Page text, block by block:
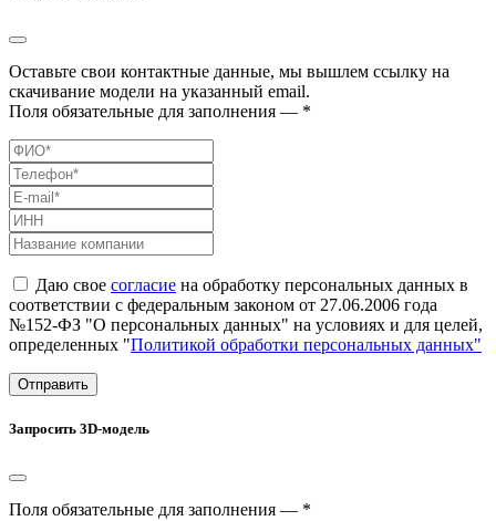
Оставьте свои контактные данные, мы вышлем ссылку на
скачивание модели на указанный email.
Поля обязательные для заполнения — *
Даю свое согласие на обработку персональных данных в
соответствии с федеральным законом от 27.06.2006 года
№152-ФЗ "О персональных данных" на условиях и для целей,
определенных "Политикой обработки персональных данных"
Отправить
Запросить 3D-модель
Поля обязательные для заполнения — *